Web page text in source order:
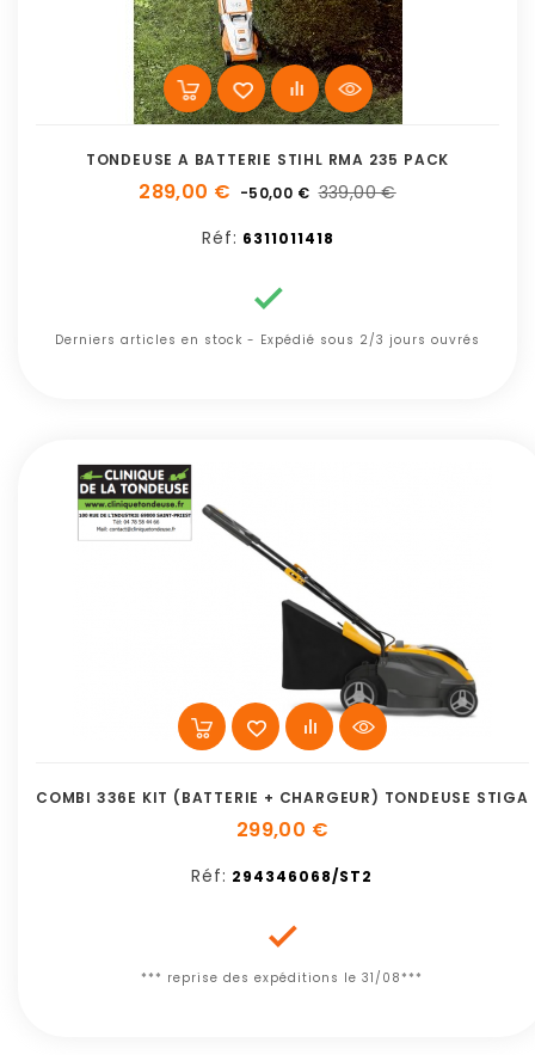
TONDEUSE A BATTERIE STIHL RMA 235 PACK
289,00 € -50,00 € 339,00 €
Réf: 6311011418

Derniers articles en stock - Expédié sous 2/3 jours ouvrés
COMBI 336E KIT (BATTERIE + CHARGEUR) TONDEUSE STIGA
299,00 €
Réf: 294346068/ST2

*** reprise des expéditions le 31/08***